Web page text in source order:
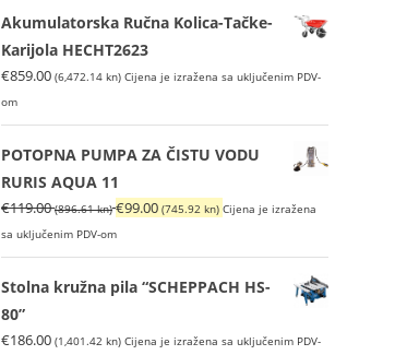
Akumulatorska Ručna Kolica-Tačke-
Karijola HECHT2623
€859.00 (6,472.14 kn) Cijena je izražena sa uključenim PDV-
om
POTOPNA PUMPA ZA ČISTU VODU
RURIS AQUA 11
€119.00 (896.61 kn)Izvorna
cijena
bila
je:
€99.00 (745.92 kn) Trenutna
je:
€99.00
Cijena je izražena
sa uključenim PDV-om
Stolna kružna pila “SCHEPPACH HS-
80”
€186.00 (1,401.42 kn) Cijena je izražena sa uključenim PDV-